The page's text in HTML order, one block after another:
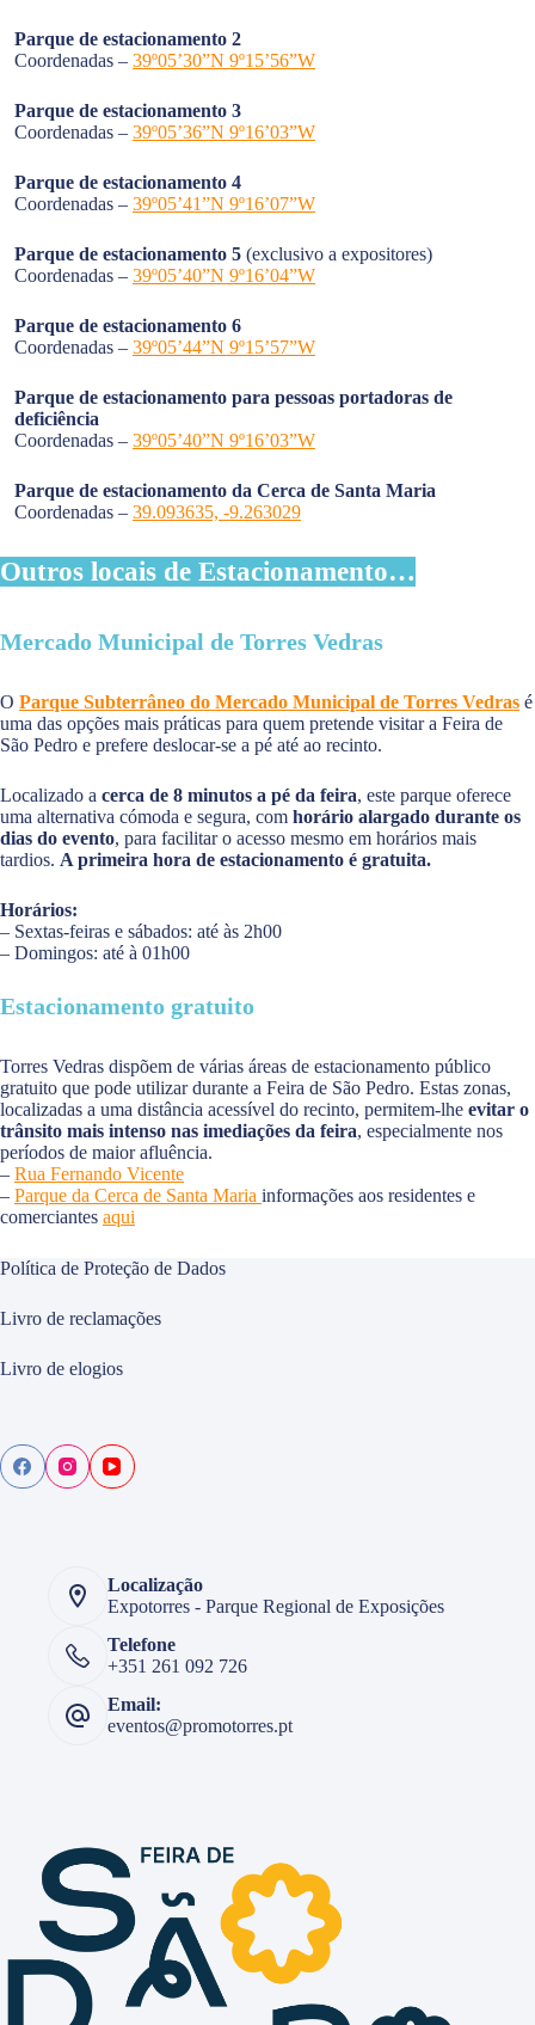
Parque de estacionamento 2
Coordenadas – 39º05’30”N 9º15’56”W
Parque de estacionamento 3
Coordenadas – 39º05’36”N 9º16’03”W
Parque de estacionamento 4
Coordenadas – 39º05’41”N 9º16’07”W
Parque de estacionamento 5 (exclusivo a expositores)
Coordenadas – 39º05’40”N 9º16’04”W
Parque de estacionamento 6
Coordenadas – 39º05’44”N 9º15’57”W
Parque de estacionamento para pessoas portadoras de
deficiência
Coordenadas – 39º05’40”N 9º16’03”W
Parque de estacionamento da Cerca de Santa Maria
Coordenadas – 39.093635, -9.263029
Outros locais de Estacionamento…
Mercado Municipal de Torres Vedras
O Parque Subterrâneo do Mercado Municipal de Torres Vedras é
uma das opções mais práticas para quem pretende visitar a Feira de
São Pedro e prefere deslocar-se a pé até ao recinto.
Localizado a cerca de 8 minutos a pé da feira, este parque oferece
uma alternativa cómoda e segura, com horário alargado durante os
dias do evento, para facilitar o acesso mesmo em horários mais
tardios. A primeira hora de estacionamento é gratuita.
Horários:
– Sextas-feiras e sábados: até às 2h00
– Domingos: até à 01h00
Estacionamento gratuito
Torres Vedras dispõem de várias áreas de estacionamento público
gratuito que pode utilizar durante a Feira de São Pedro. Estas zonas,
localizadas a uma distância acessível do recinto, permitem-lhe evitar o
trânsito mais intenso nas imediações da feira, especialmente nos
períodos de maior afluência.
– Rua Fernando Vicente
– Parque da Cerca de Santa Maria informações aos residentes e
comerciantes aqui
Política de Proteção de Dados
Livro de reclamações
Livro de elogios
Localização
Expotorres - Parque Regional de Exposições
Telefone
+351 261 092 726
Email:
eventos@promotorres.pt